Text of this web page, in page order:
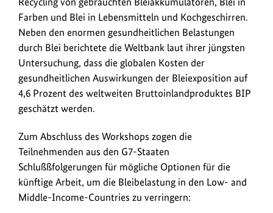
Farben und Blei in Lebensmitteln und Kochgeschirren.
Neben den enormen gesundheitlichen Belastungen
durch Blei berichtete die Weltbank laut ihrer jüngsten
Untersuchung, dass die globalen Kosten der
gesundheitlichen Auswirkungen der Bleiexposition auf
4,6 Prozent des weltweiten Bruttoinlandproduktes BIP
geschätzt werden.
Zum Abschluss des Workshops zogen die
Teilnehmenden aus den G7-Staaten
Schlußßfolgerungen für mögliche Optionen für die
künftige Arbeit, um die Bleibelastung in den Low- and
Middle-Income-Countries zu verringern: